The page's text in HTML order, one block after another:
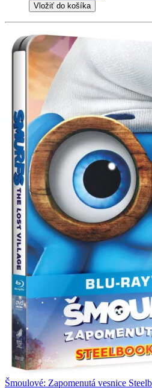
Vložiť do košíka
Šmoulové: Zapomenutá vesnice